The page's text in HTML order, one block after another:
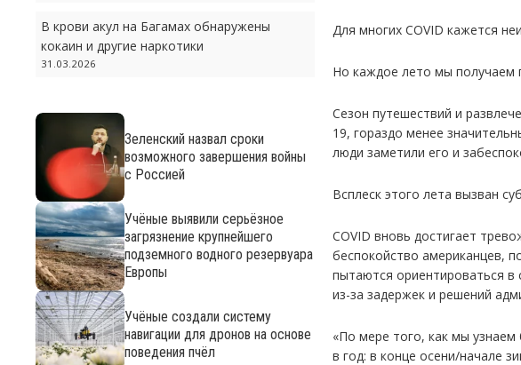
В крови акул на Багамах обнаружены
кокаин и другие наркотики
31.03.2026
Зеленский назвал сроки
возможного завершения войны
с Россией
Учёные выявили серьёзное
загрязнение крупнейшего
подземного водного резервуара
Европы
Учёные создали систему
навигации для дронов на основе
поведения пчёл
Для многих COVID кажется
Но каждое лето мы получаем
Сезон путешествий и
19, гораздо менее
люди заметили его и
Всплеск этого лета вызван
COVID вновь достигает
беспокойство американцев,
пытаются ориентироваться в
из-за задержек и решений
«По мере того, как мы
в год: в конце осени/начале